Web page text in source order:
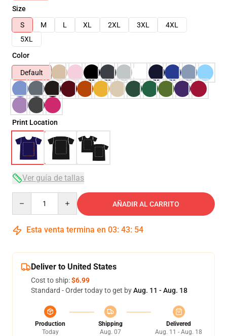
Size
S
M L XL 2XL 3XL
4XL
5XL
Color
Default
Print Location
Ver guía de tallas
AÑADIR AL CARRITO
Esta venta termina en 03: 43: 53
Deliver to United States
Cost to ship:$6.99
Standard - Order today to get byAug. 11 - Aug. 18
Production
Today
Shipping
Aug. 07
Delivered
Aug. 11 - Aug. 18